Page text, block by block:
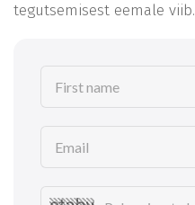
tegutsemisest eemale viib.